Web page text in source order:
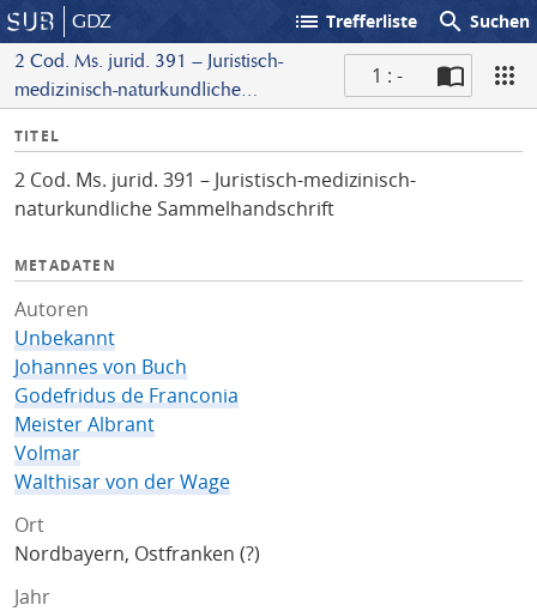
GDZ list Trefferliste search Suchen
2 Cod. Ms. jurid. 391 – Juristisch-
medizinisch-naturkundliche
1 : -
I
f
o
TITEL
2 Cod. Ms. jurid. 391 – Juristisch-medizinisch-
naturkundliche Sammelhandschrift
METADATEN
Autoren
Unbekannt
Johannes von Buch
Godefridus de Franconia
Meister Albrant
Volmar
Walthisar von der Wage
Ort
Nordbayern, Ostfranken (?)
Jahr